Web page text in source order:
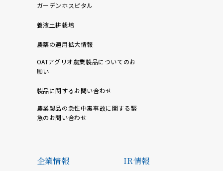
ガーデンホスピタル
養液土耕栽培
農薬の適用拡大情報
OATアグリオ農業製品についてのお
願い
製品に関するお問い合わせ
農業製品の急性中毒事故に関する緊
急のお問い合わせ
企業情報 IR情報